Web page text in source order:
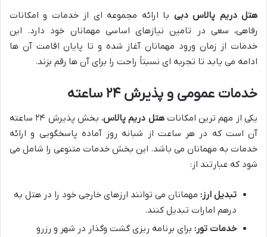
هتل دریم پالاس دبی با ارائه مجموعه ای از خدمات و امکانات
رفاهی، سعی در تامین نیازهای اساسی مهمانان خود دارد. این
خدمات از زمان ورود مهمانان آغاز شده و تا پایان اقامت آن ها
ادامه می یابد تا تجربه ای نسبتاً راحت را برای آن ها رقم بزند.
خدمات عمومی و پذیرش ۲۴ ساعته
یکی از مهم ترین امکاناتهتل دریم پالاس
، بخش پذیرش ۲۴ ساعته
آن است که در هر ساعت از شبانه روز آماده پاسخگویی و ارائه
خدمات به مهمانان می باشد. این بخش خدمات متنوعی را شامل می
شود که عبارتند از:
تبدیل ارز: مهمانان می توانند ارزهای خارجی خود را در هتل به
درهم امارات تبدیل کنند.
خدمات تور: برای برنامه ریزی گشت وگذار در شهر و رزرو